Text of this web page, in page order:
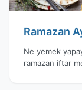
Ramazan
Ne yemek
ramazan iftar